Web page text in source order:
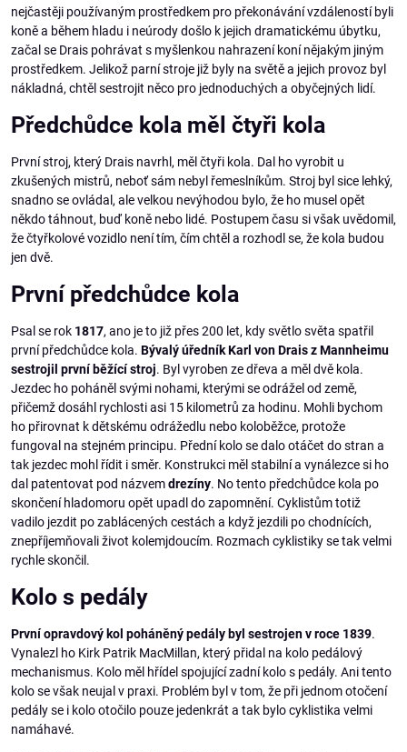
nejčastěji používaným prostředkem pro překonávání vzdáleností byli
koně a během hladu i neúrody došlo k jejich dramatickému úbytku,
začal se Drais pohrávat s myšlenkou nahrazení koní nějakým jiným
prostředkem. Jelikož parní stroje již byly na světě a jejich provoz byl
nákladná, chtěl sestrojit něco pro jednoduchých a obyčejných lidí.
Předchůdce kola měl čtyři kola
První stroj, který Drais navrhl, měl čtyři kola. Dal ho vyrobit u
zkušených mistrů, neboť sám nebyl řemeslníkům. Stroj byl sice lehký,
snadno se ovládal, ale velkou nevýhodou bylo, že ho musel opět
někdo táhnout, buď koně nebo lidé. Postupem času si však uvědomil,
že čtyřkolové vozidlo není tím, čím chtěl a rozhodl se, že kola budou
jen dvě.
První předchůdce kola
Psal se rok 1817, ano je to již přes 200 let, kdy světlo světa spatřil
první předchůdce kola. Bývalý úředník Karl von Drais z Mannheimu
sestrojil první běžící stroj. Byl vyroben ze dřeva a měl dvě kola.
Jezdec ho poháněl svými nohami, kterými se odrážel od země,
přičemž dosáhl rychlosti asi 15 kilometrů za hodinu. Mohli bychom
ho přirovnat k dětskému odrážedlu nebo koloběžce, protože
fungoval na stejném principu. Přední kolo se dalo otáčet do stran a
tak jezdec mohl řídit i směr. Konstrukci měl stabilní a vynálezce si ho
dal patentovat pod názvemdrezíny. No tento předchůdce kola po
skončení hladomoru opět upadl do zapomnění. Cyklistům totiž
vadilo jezdit po zablácených cestách a když jezdili po chodnících,
znepříjemňovali život kolemjdoucím. Rozmach cyklistiky se tak velmi
rychle skončil.
Kolo s pedály
První opravdový kol poháněný pedály byl sestrojen v roce 1839.
Vynalezl ho Kirk Patrik MacMillan, který přidal na kolo pedálový
mechanismus. Kolo měl hřídel spojující zadní kolo s pedály. Ani tento
kolo se však neujal v praxi. Problém byl v tom, že při jednom otočení
pedály se i kolo otočilo pouze jedenkrát a tak bylo cyklistika velmi
namáhavé.